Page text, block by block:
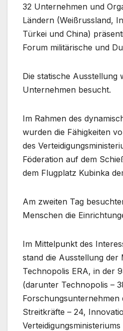
32 Unternehmen und
Ländern (Weißrussland,
Türkei und China)
Forum militärische und
Die statische Ausstellung
Unternehmen besucht.
Im Rahmen des
wurden die Fähigkeiten
des
Föderation auf dem
dem Flugplatz Kubinka
Am zweiten Tag
Menschen die
Im Mittelpunkt des
stand die Ausstellung der
Technopolis ERA, in der
(darunter Technopolis –
Forschungsunternehmen
Streitkräfte – 24,